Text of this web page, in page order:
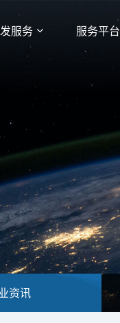
服务 服务平台
资讯